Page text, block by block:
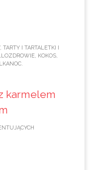
, TARTY I TARTALETKI I
KOKOS
karmelem